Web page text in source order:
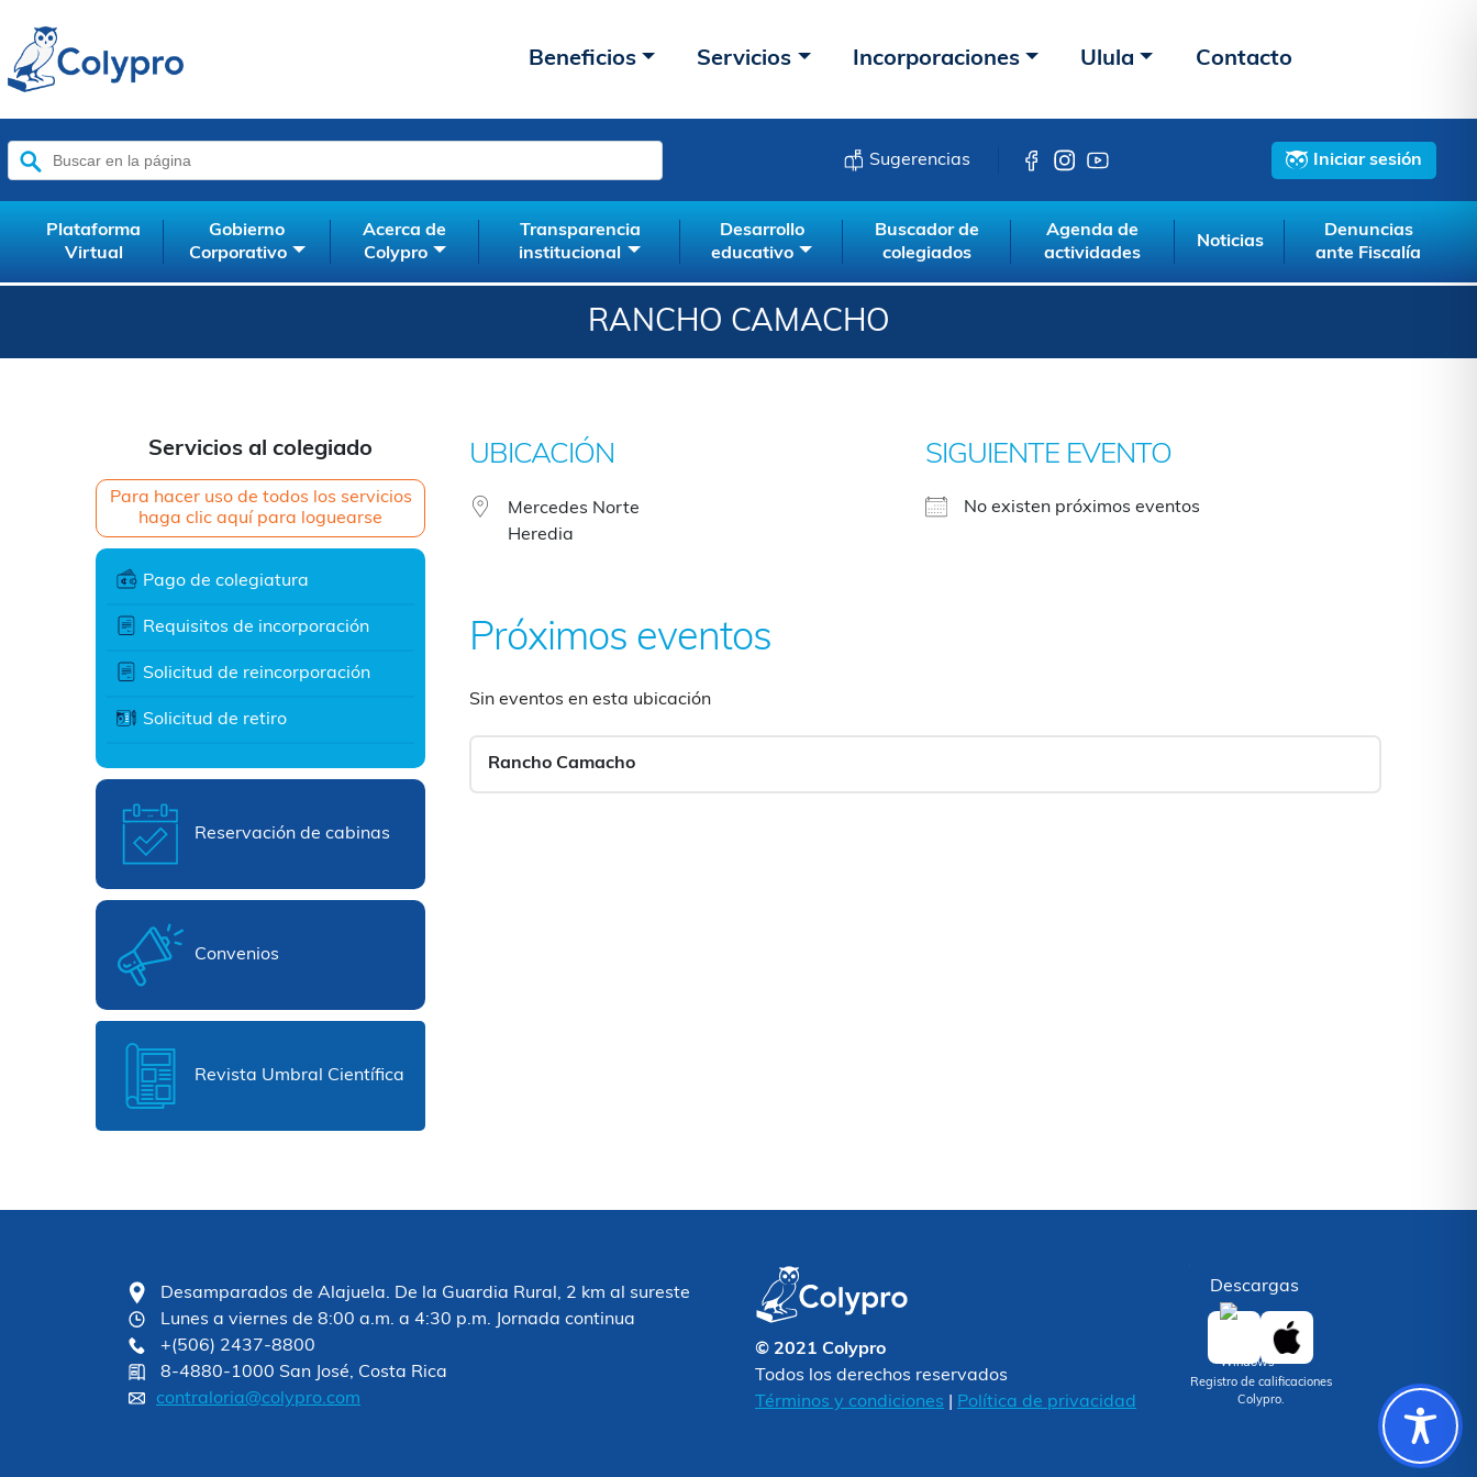
Beneficios Servicios Incorporaciones Ulula Contacto
Buscar:
Sugerencias Iniciar sesión
Plataforma
Virtual
Gobierno
Corporativo
Acerca de
Colypro
Transparencia
institucional
Desarrollo
educativo
Buscador de
colegiados
Agenda de
actividades
Noticias
Denuncias
ante Fiscalía
RANCHO CAMACHO
Servicios al colegiado
Para hacer uso de todos los servicios
haga clic aquí para loguearse
Pago de colegiatura
Requisitos de incorporación
Solicitud de reincorporación
Solicitud de retiro
Reservación de cabinas
Convenios
Revista Umbral Científica
UBICACIÓN
Mercedes Norte
Heredia
SIGUIENTE EVENTO
No existen próximos eventos
Próximos eventos
Sin eventos en esta ubicación
Rancho Camacho
Desamparados de Alajuela. De la Guardia Rural, 2 km al sureste
Lunes a viernes de 8:00 a.m. a 4:30 p.m. Jornada continua
+(506) 2437-8800
8-4880-1000 San José, Costa Rica
contraloria@colypro.com
© 2021 Colypro
Todos los derechos reservados
Términos y condiciones
Política de privacidad
Descargas
Registro de calificaciones
Colypro.